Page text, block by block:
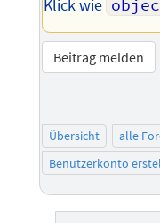
Klick wie
Beitrag melden
Übersicht alle
Benutzerkonto